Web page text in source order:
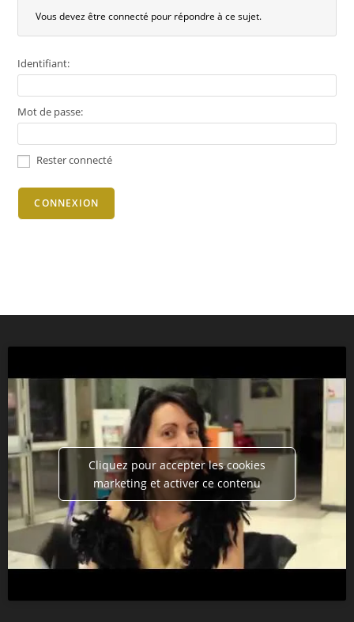
Vous devez être connecté pour répondre à ce sujet.
Identifiant:
Mot de passe:
Rester connecté
CONNEXION
Cliquez pour accepter les cookies
marketing et activer ce contenu